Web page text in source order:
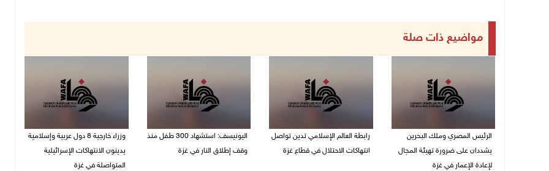
مواضيع ذات صلة
الرئيس المصري وملك البحرين
يشددان على ضرورة تهيئة المجال
لإعادة الإعمار في غزة
رابطة العالم الإسلامي تدين تواصل
انتهاكات الاحتلال في قطاع غزة
اليونيسف: استشهاد 300 طفل منذ
وقف إطلاق النار في غزة
وزراء خارجية 8 دول عربية وإسلامية
يدينون الانتهاكات الإسرائيلية
المتواصلة في غزة